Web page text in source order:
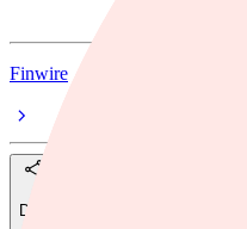
Finwire
Dela